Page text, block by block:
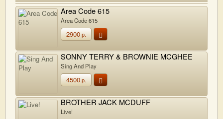
Area Code 615
Area Code 615
2900р.
SONNY TERRY & BROWNIE MCGHEE
Sing And Play
4500р.
BROTHER JACK MCDUFF
Live!